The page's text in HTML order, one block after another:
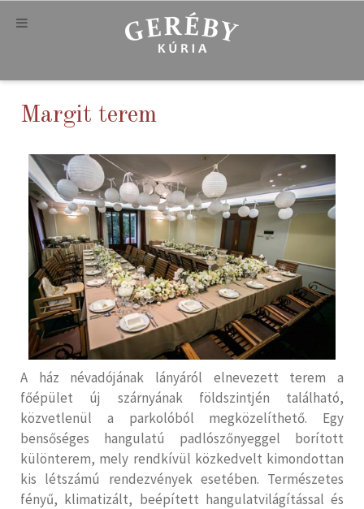
Margit terem
A ház névadójának lányáról elnevezett terem a
főépület új szárnyának földszintjén található,
közvetlenül a parkolóból megközelíthető. Egy
bensőséges hangulatú padlószőnyeggel borított
különterem, mely rendkívül közkedvelt kimondottan
kis létszámú rendezvények esetében. Természetes
fényű, klimatizált, beépített hangulatvilágítással és